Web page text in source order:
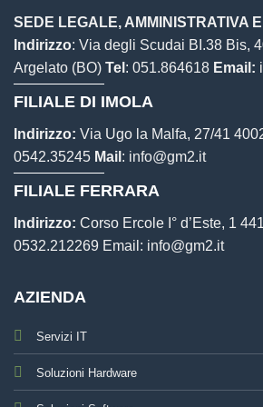
SEDE LEGALE, AMMINISTRATIVA
Indirizzo: Via degli Scudai BI.38 Bis,
Argelato (BO) Tel : 051.864618 Email:
FILIALE DI IMOLA
Indirizzo: Via Ugo la Malfa, 27/41
0542.35245 Mail : info@gm2.it
FILIALE FERRARA
Indirizzo: Corso Ercole I° d’Este, 1
0532.212269 Email: info@gm2.it
AZIENDA
Servizi IT
Soluzioni Hardware